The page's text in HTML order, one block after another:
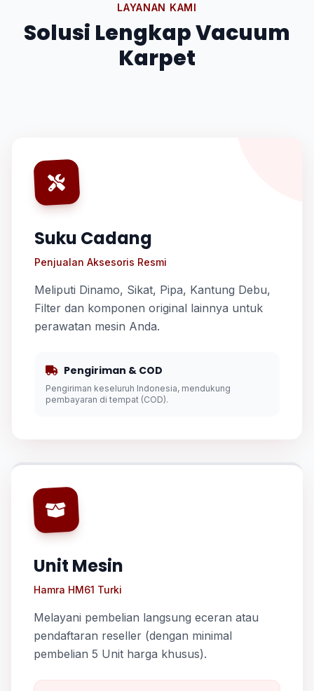
LAYANAN KAMI
Solusi Lengkap Vacuum
Karpet
Suku Cadang
Penjualan Aksesoris Resmi
Meliputi Dinamo, Sikat, Pipa, Kantung Debu,
Filter dan komponen original lainnya untuk
perawatan mesin Anda.
Pengiriman & COD
Pengiriman keseluruh Indonesia, mendukung
pembayaran di tempat (COD).
Unit Mesin
Hamra HM61 Turki
Melayani pembelian langsung eceran atau
pendaftaran reseller (dengan minimal
pembelian 5 Unit harga khusus).